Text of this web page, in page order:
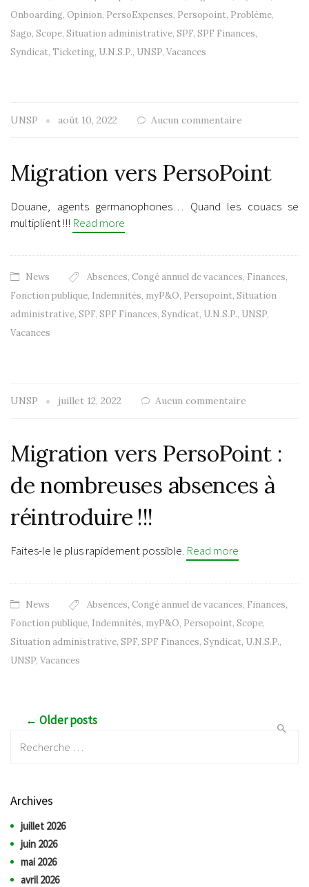
Onboarding, Opinion, PersoExpenses, Persopoint, Problème,
Sago, Scope, Situation administrative, SPF, SPF Finances,
Syndicat, Ticketing, U.N.S.P., UNSP, Vacances
UNSP août 10, 2022 Aucun commentaire
Migration vers PersoPoint
Douane, agents germanophones… Quand les couacs se
multiplient !!! Read more
News Absences, Congé annuel de vacances, Finances,
Fonction publique, Indemnités, myP&O, Persopoint, Situation
administrative, SPF, SPF Finances, Syndicat, U.N.S.P., UNSP,
Vacances
UNSP juillet 12, 2022 Aucun commentaire
Migration vers PersoPoint :
de nombreuses absences à
réintroduire !!!
Faites-le le plus rapidement possible. Read more
News Absences, Congé annuel de vacances, Finances,
Fonction publique, Indemnités, myP&O, Persopoint, Scope,
Situation administrative, SPF, SPF Finances, Syndicat, U.N.S.P.,
UNSP, Vacances
Post navigation
← Older posts
Archives
juillet 2026
juin 2026
mai 2026
avril 2026